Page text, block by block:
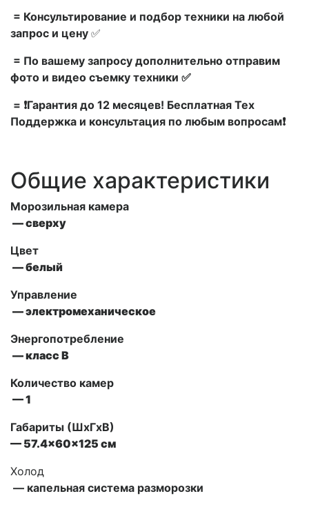
= Консультирование и подбор техники на любой
запрос и цену ✅
= По вашему запросу дополнительно отправим
фото и видео съемку техники ✅
= ❗Гарантия до 12 месяцев! Бесплатная Тех
Поддержка и консультация по любым вопросам❗
Общие характеристики
Морозильная камера
— сверху
Цвет
— белый
Управление
— электромеханическое
Энергопотребление
— класс B
Количество камер
— 1
Габариты (ШxГxВ)
— 57.4x60x125 см
Холод
— капельная система разморозки